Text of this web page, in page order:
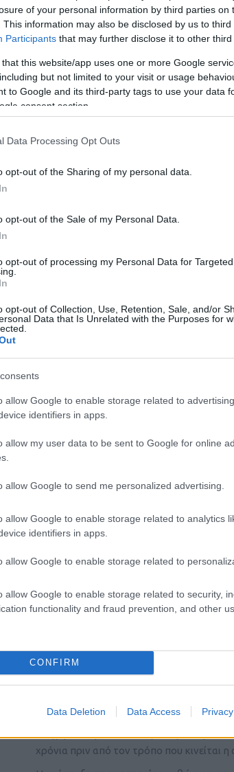
of your personal information by third parties on
This information may also be disclosed by us to
Participants that may further disclose it to other third
that this website/app uses one or more Google
but not limited to your visit or usage
to Google and its third-party tags to use your data
consent section.
Data Processing Opt Outs
opt-out of the Sharing of my personal data.
opt-out of the Sale of my Personal Data.
opt-out of processing my Personal Data for Targeted
opt-out of Collection, Use, Retention, Sale, and/or
Data that Is Unrelated with the Purposes for
allow Google to enable storage related to
identifiers in apps.
allow my user data to be sent to Google for online
allow Google to send me personalized advertising.
allow Google to enable storage related to analytics
identifiers in apps.
allow Google to enable storage related to
allow Google to enable storage related to security,
functionality and fraud prevention, and other
CONFIRM
Data Deletion Data Access
Login
15 Δεκεμβρίου 2025 15:50
Τι έγινε η ατμομηχανή της Ευρώπης,
Τα θέλανε τα πάθανε όταν πουλούσαν
4 Reply
Antonis
Σοκ, προκαλεί μόνο σε χαζούς ή απλά
8 Reply
Από τη τεχνολογική άποψη. Η
συμπόρευσή της στην αμιγώς
οδήγησε στη κατάσταση αυτή. Μπορεί να
χρόνια πριν από τον τρόπο που κινείται η